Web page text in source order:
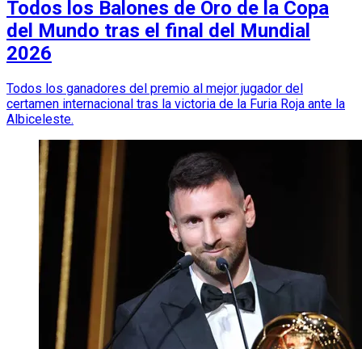
Todos los Balones de Oro de la Copa
del Mundo tras el final del Mundial
2026
Todos los ganadores del premio al mejor jugador del
certamen internacional tras la victoria de la Furia Roja ante la
Albiceleste.